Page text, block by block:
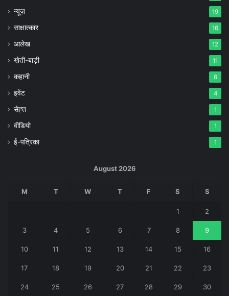
न्यूज़ 19
साक्षात्कार 16
आलेख 12
खेती-बाड़ी 11
कहानी 6
इवेंट 4
सेह्त 1
वीडियो 1
ई-पत्रिका 1
August 2026
M T W T F S S
1 2
3 4 5 6 7 8 9
10 11 12 13 14 15 16
17 18 19 20 21 22 23
24 25 26 27 28 29 30